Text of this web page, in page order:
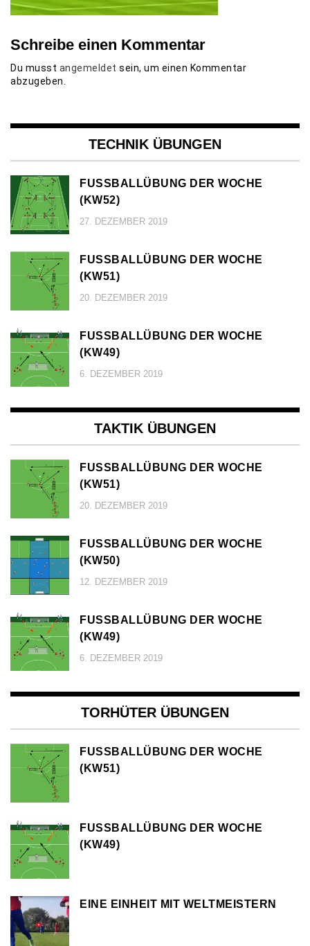
Schreibe einen Kommentar
Du musst angemeldet sein, um einen Kommentar
abzugeben.
TECHNIK ÜBUNGEN
FUSSBALLÜBUNG DER WOCHE (
KW52)
27. DEZEMBER 2019
FUSSBALLÜBUNG DER WOCHE (
KW51)
20. DEZEMBER 2019
FUSSBALLÜBUNG DER WOCHE (
KW49)
6. DEZEMBER 2019
TAKTIK ÜBUNGEN
FUSSBALLÜBUNG DER WOCHE (
KW51)
20. DEZEMBER 2019
FUSSBALLÜBUNG DER WOCHE (
KW50)
12. DEZEMBER 2019
FUSSBALLÜBUNG DER WOCHE (
KW49)
6. DEZEMBER 2019
TORHÜTER ÜBUNGEN
FUSSBALLÜBUNG DER WOCHE (
KW51)
FUSSBALLÜBUNG DER WOCHE (
KW49)
EINE EINHEIT MIT WELTMEISTERN